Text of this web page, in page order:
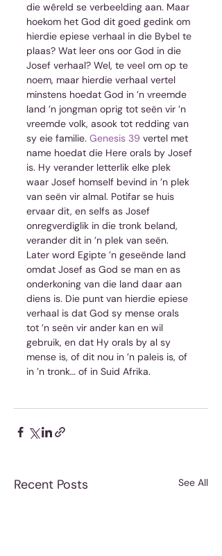
die wêreld se verbeelding aan. Maar
hoekom het God dit goed gedink om
hierdie epiese verhaal in die Bybel te
plaas? Wat leer ons oor God in die
Josef verhaal? Wel, te veel om op te
noem, maar hierdie verhaal vertel
minstens hoedat God in ’n vreemde
land ’n jongman oprig tot seën vir ’n
vreemde volk, asook tot redding van
sy eie familie. Genesis 39 vertel met
name hoedat die Here orals by Josef
is. Hy verander letterlik elke plek
waar Josef homself bevind in ’n plek
van seën vir almal. Potifar se huis
ervaar dit, en selfs as Josef
onregverdiglik in die tronk beland,
verander dit in ’n plek van seën.
Later word Egipte ’n geseënde land
omdat Josef as God se man en as
onderkoning van die land daar aan
diens is. Die punt van hierdie epiese
verhaal is dat God sy mense orals
tot ’n seën vir ander kan en wil
gebruik, en dat Hy orals by al sy
mense is, of dit nou in ’n paleis is, of
in ’n tronk… of in Suid Afrika.
Recent Posts See All